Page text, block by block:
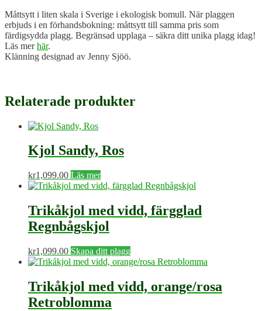
Måttsytt i liten skala i Sverige i ekologisk bomull. När plaggen
erbjuds i en förhandsbokning: måttsytt till samma pris som
färdigsydda plagg. Begränsad upplaga – säkra ditt unika plagg idag!
Läs merhär.
Klänning designad av Jenny Sjöö.
Relaterade produkter
Kjol Sandy, Ros
kr1,099.00 Läs mer
Trikåkjol med vidd, färgglad
Regnbågskjol
kr1,099.00 Skapa ditt plagg
Trikåkjol med vidd, orange/rosa
Retroblomma